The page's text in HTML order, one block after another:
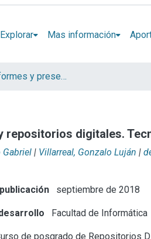
Explorar Mas información
Artículos, informes y presentaciones en Congresos CESGI
repositorios digitales.
Gabriel | Villarreal, Gonzalo Luján |
septiembre de 2018
Facultad de Informática
de posgrado de Repositorios